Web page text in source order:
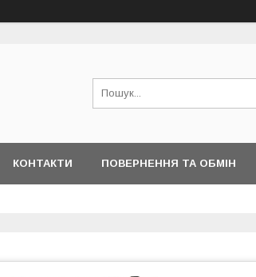
КОНТАКТИ ПОВЕРНЕННЯ ТА ОБМІН